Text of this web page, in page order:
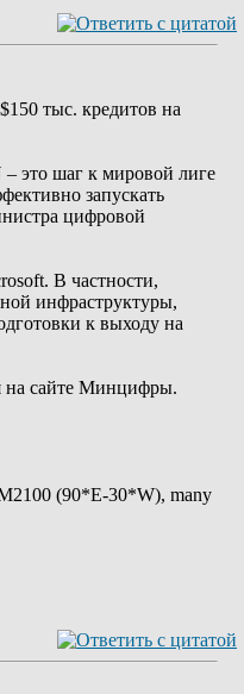
тыс. кредитов на
это шаг к мировой лиге
запускать
цифровой
В частности,
инфраструктуры,
к выходу на
на сайте Минцифры.
(90*E-30*W), many